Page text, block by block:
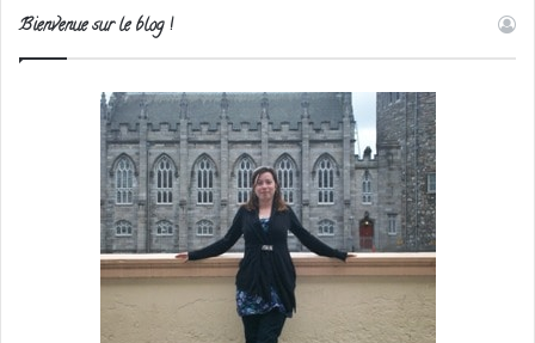
Bienvenue sur le blog !